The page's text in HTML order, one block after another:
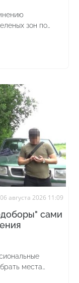
зон по
06 августа 2026 11:09
сами
места